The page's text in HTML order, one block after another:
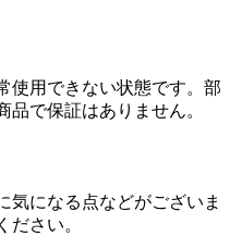
使用できない状態です。部
品で保証はありません。
気になる点などがございま
ださい。